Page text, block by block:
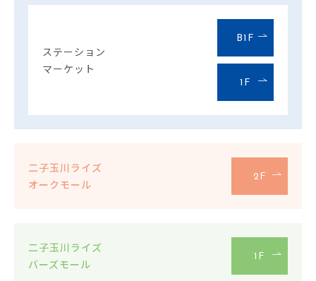
ステーション
マーケット
B1F
1F
二子玉川ライズ
オークモール
2F
二子玉川ライズ
バーズモール
1F